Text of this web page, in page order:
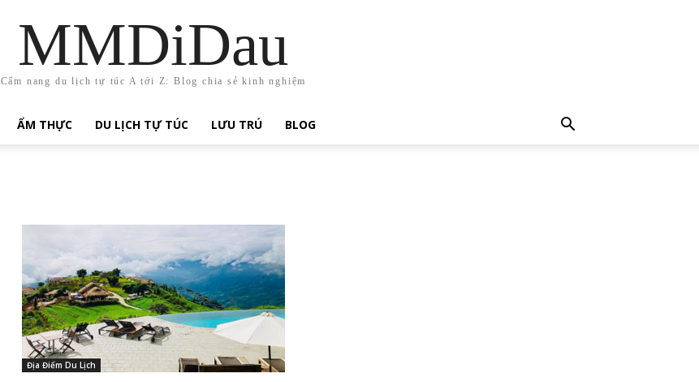
MMDiDau
Cẩm nang du lịch tự túc A tới Z: Blog chia sẻ kinh nghiệm
ẨM THỰC DU LỊCH TỰ TÚC LƯU TRÚ BLOG
Địa Điểm Du Lịch